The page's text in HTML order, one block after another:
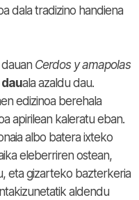
dala tradizino handiena
Cerdos y amapolas
ala azaldu dau.
edizinoa berehala
apirilean kaleratu eban.
albo batera ixteko
eleberriren ostean,
eta gizarteko bazterkeria
aldendu